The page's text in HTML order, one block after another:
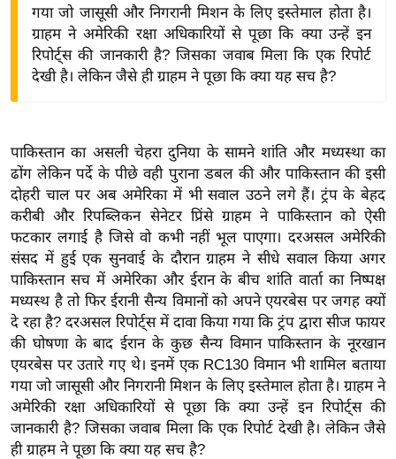
द्यो
शे
ष
ज्ञ
रा
य
ब
ज
ट
खे
ल
क्रि
के
ट
गया जो जासूसी और निगरानी मिशन के लिए इस्तेमाल होता है।
ग्राहम ने अमेरिकी रक्षा अधिकारियों से पूछा कि क्या उन्हें इन
रिपोर्ट्स की जानकारी है? जिसका जवाब मिला कि एक रिपोर्ट
देखी है। लेकिन जैसे ही ग्राहम ने पूछा कि क्या यह सच है?
पाकिस्तान का असली चेहरा दुनिया के सामने शांति और मध्यस्था का
ढोंग लेकिन पर्दे के पीछे वही पुराना डबल की और पाकिस्तान की इसी
दोहरी चाल पर अब अमेरिका में भी सवाल उठने लगे हैं। ट्रंप के बेहद
करीबी और रिपब्लिकन सेनेटर प्रिंसे ग्राहम ने पाकिस्तान को ऐसी
फटकार लगाई है जिसे वो कभी नहीं भूल पाएगा। दरअसल अमेरिकी
संसद में हुई एक सुनवाई के दौरान ग्राहम ने सीधे सवाल किया अगर
पाकिस्तान सच में अमेरिका और ईरान के बीच शांति वार्ता का निष्पक्ष
मध्यस्थ है तो फिर ईरानी सैन्य विमानों को अपने एयरबेस पर जगह क्यों
दे रहा है? दरअसल रिपोर्ट्स में दावा किया गया कि ट्रंप द्वारा सीज फायर
की घोषणा के बाद ईरान के कुछ सैन्य विमान पाकिस्तान के नूरखान
एयरबेस पर उतारे गए थे। इनमें एक RC130 विमान भी शामिल बताया
गया जो जासूसी और निगरानी मिशन के लिए इस्तेमाल होता है। ग्राहम ने
अमेरिकी रक्षा अधिकारियों से पूछा कि क्या उन्हें इन रिपोर्ट्स की
जानकारी है? जिसका जवाब मिला कि एक रिपोर्ट देखी है। लेकिन जैसे
ही ग्राहम ने पूछा कि क्या यह सच है?